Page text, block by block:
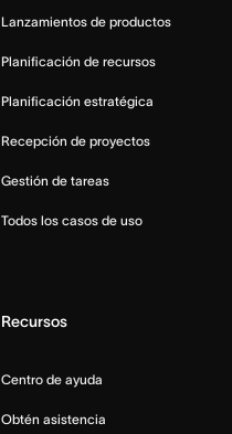
Lanzamientos de productos
Planificación de recursos
Planificación estratégica
Recepción de proyectos
Gestión de tareas
Todos los casos de uso
Recursos
Centro de ayuda
Obtén asistencia